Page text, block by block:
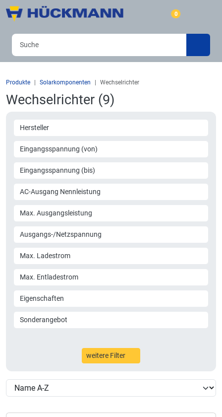
0
Produkte Solarkomponenten Wechselrichter
Wechselrichter (9)
Hersteller
Eingangsspannung (von)
Eingangsspannung (bis)
AC-Ausgang Nennleistung
Max. Ausgangsleistung
Ausgangs-/Netzspannung
Max. Ladestrom
Max. Entladestrom
Eigenschaften
Sonderangebot
weitere Filter